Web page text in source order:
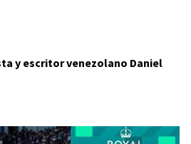
y escritor venezolano Daniel